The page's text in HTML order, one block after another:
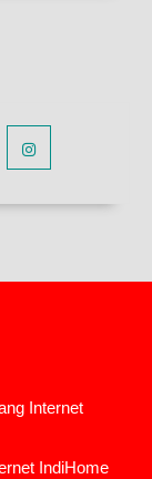
Internet
IndiHome